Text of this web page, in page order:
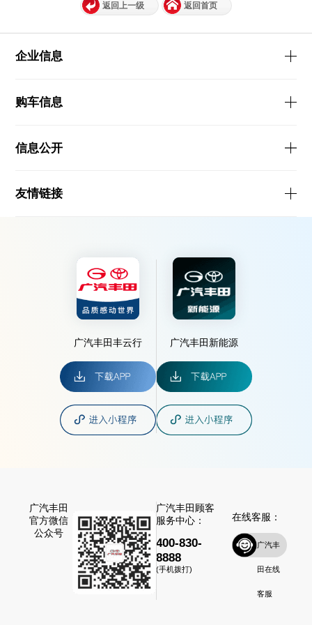
返回上一级 返回首页
企业信息
购车信息
信息公开
友情链接
广汽丰田丰云行 广汽丰田新能源
广汽丰田
官方微信
公众号
广汽丰田顾客
服务中心：
400-830-
8888
(手机拨打)
在线客服：
广汽丰
田在线
客服